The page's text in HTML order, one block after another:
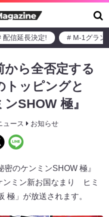
配信延長決定! # M-1グラン
から全否定する
トッピングと
SHOW 極』
ュース お知らせ
のケンミンSHOW 極』
ンミン新お国なまり ヒミ
極」が放送されます。